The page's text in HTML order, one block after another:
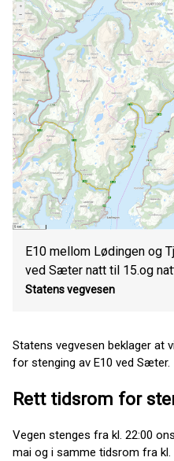
E10 mellom Lødingen og
ved Sæter natt til 15.og
Statens vegvesen
Statens vegvesen beklager at
for stenging av E10 ved Sæter.
Rett tidsrom for
Vegen stenges fra kl. 22:00
mai og i samme tidsrom fra kl.